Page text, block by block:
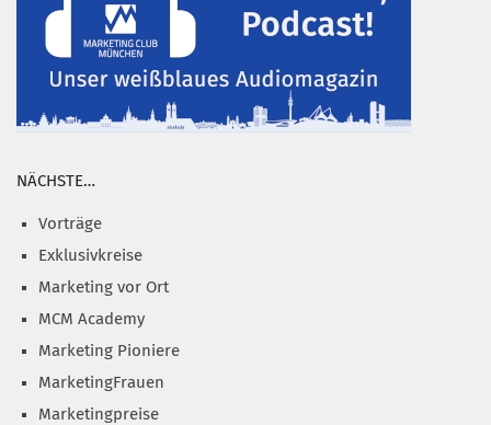
NÄCHSTE…
Vorträge
Exklusivkreise
Marketing vor Ort
MCM Academy
Marketing Pioniere
MarketingFrauen
Marketingpreise